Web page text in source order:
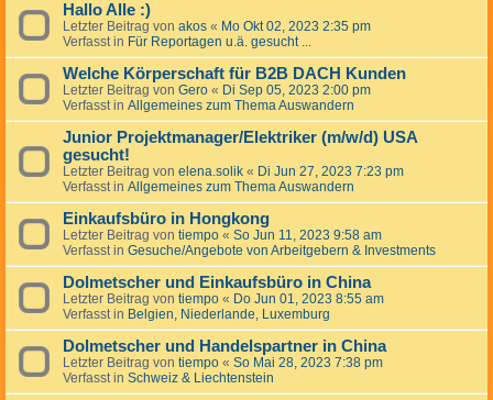
Hallo Alle :)
Letzter Beitrag von akos « Mo Okt 02, 2023 2:35 pm
Verfasst in Für Reportagen u.ä. gesucht ...
Welche Körperschaft für B2B DACH Kunden
Letzter Beitrag von Gero « Di Sep 05, 2023 2:00 pm
Verfasst in Allgemeines zum Thema Auswandern
Junior Projektmanager/Elektriker (m/w/d) USA
gesucht!
Letzter Beitrag von elena.solik « Di Jun 27, 2023 7:23 pm
Verfasst in Allgemeines zum Thema Auswandern
Einkaufsbüro in Hongkong
Letzter Beitrag von tiempo « So Jun 11, 2023 9:58 am
Verfasst in Gesuche/Angebote von Arbeitgebern & Investments
Dolmetscher und Einkaufsbüro in China
Letzter Beitrag von tiempo « Do Jun 01, 2023 8:55 am
Verfasst in Belgien, Niederlande, Luxemburg
Dolmetscher und Handelspartner in China
Letzter Beitrag von tiempo « So Mai 28, 2023 7:38 pm
Verfasst in Schweiz & Liechtenstein